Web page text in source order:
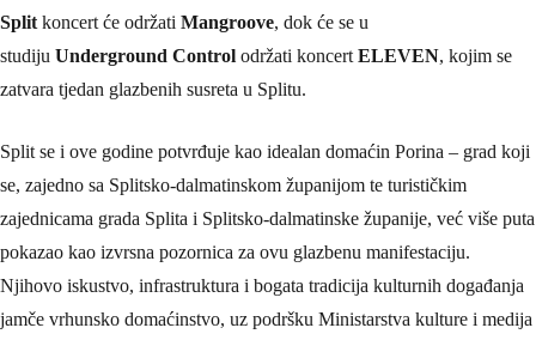
Split koncert će održati Mangroove, dok će se u
studiju Underground Control održati koncert ELEVEN, kojim se
zatvara tjedan glazbenih susreta u Splitu.
Split se i ove godine potvrđuje kao idealan domaćin Porina – grad koji
se, zajedno sa Splitsko-dalmatinskom županijom te turističkim
zajednicama grada Splita i Splitsko-dalmatinske županije, već više puta
pokazao kao izvrsna pozornica za ovu glazbenu manifestaciju.
Njihovo iskustvo, infrastruktura i bogata tradicija kulturnih događanja
jamče vrhunsko domaćinstvo, uz podršku Ministarstva kulture i medija